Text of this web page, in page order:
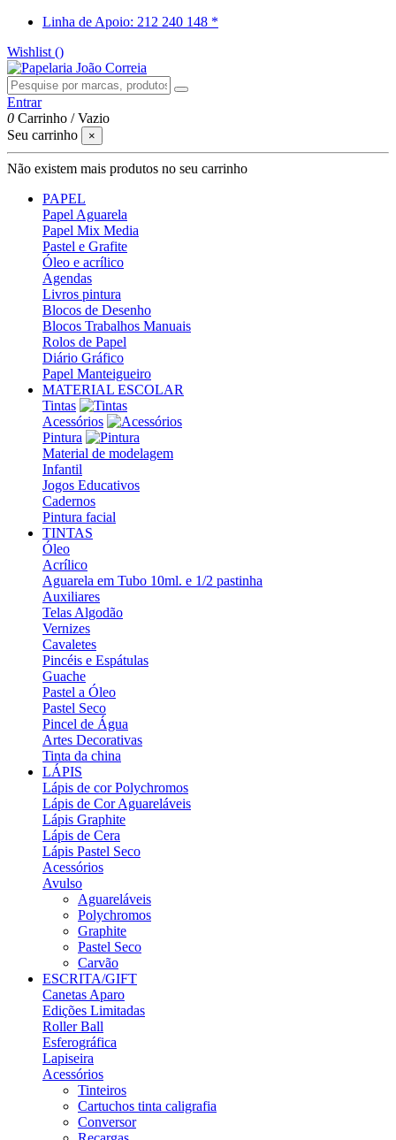
Linha de Apoio: 212 240 148 *
Wishlist ()
Entrar
0 Carrinho /Vazio
Seu carrinho
×
Não existem mais produtos no seu carrinho
PAPEL
Papel Aguarela
Papel Mix Media
Pastel e Grafite
Óleo e acrílico
Agendas
Livros pintura
Blocos de Desenho
Blocos Trabalhos Manuais
Rolos de Papel
Diário Gráfico
Papel Manteigueiro
MATERIAL ESCOLAR
Tintas
Acessórios
Pintura
Material de modelagem
Infantil
Jogos Educativos
Cadernos
Pintura facial
TINTAS
Óleo
Acrílico
Aguarela em Tubo 10ml. e 1/2 pastinha
Auxiliares
Telas Algodão
Vernizes
Cavaletes
Pincéis e Espátulas
Guache
Pastel a Óleo
Pastel Seco
Pincel de Água
Artes Decorativas
Tinta da china
LÁPIS
Lápis de cor Polychromos
Lápis de Cor Aguareláveis
Lápis Graphite
Lápis de Cera
Lápis Pastel Seco
Acessórios
Avulso
Aguareláveis
Polychromos
Graphite
Pastel Seco
Carvão
ESCRITA/GIFT
Canetas Aparo
Edições Limitadas
Roller Ball
Esferográfica
Lapiseira
Acessórios
Tinteiros
Cartuchos tinta caligrafia
Conversor